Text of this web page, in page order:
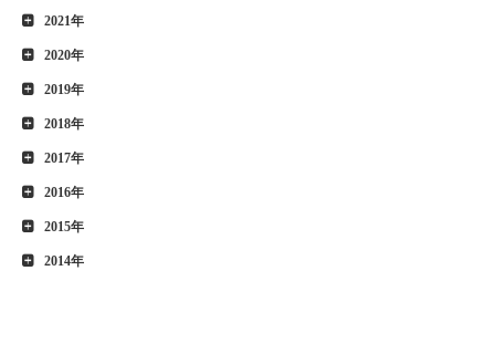
2021年
2020年
2019年
2018年
2017年
2016年
2015年
2014年